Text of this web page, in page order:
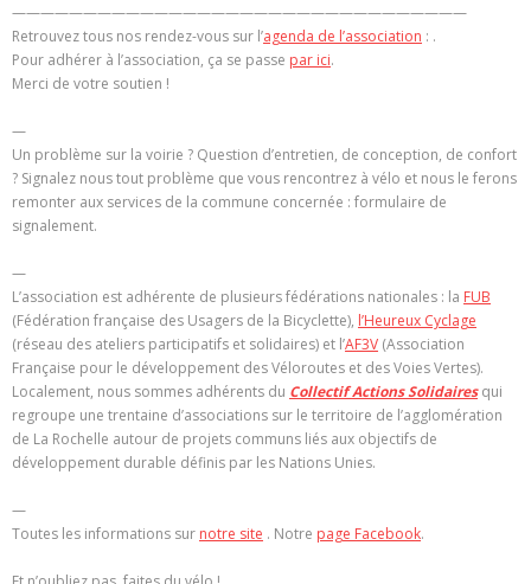
————————————————————————————————
Retrouvez tous nos rendez-vous sur l’agenda de l’association : .
Pour adhérer à l’association, ça se passe par ici.
Merci de votre soutien !
—
Un problème sur la voirie ? Question d’entretien, de conception, de confort
? Signalez nous tout problème que vous rencontrez à vélo et nous le ferons
remonter aux services de la commune concernée : formulaire de
signalement.
—
L’association est adhérente de plusieurs fédérations nationales : la FUB
(Fédération française des Usagers de la Bicyclette), l’Heureux Cyclage
(réseau des ateliers participatifs et solidaires) et l’AF3V (Association
Française pour le développement des Véloroutes et des Voies Vertes).
Localement, nous sommes adhérents du Collectif Actions Solidairesqui
regroupe une trentaine d’associations sur le territoire de l’agglomération
de La Rochelle autour de projets communs liés aux objectifs de
développement durable définis par les Nations Unies.
—
Toutes les informations sur notre site . Notre page Facebook.